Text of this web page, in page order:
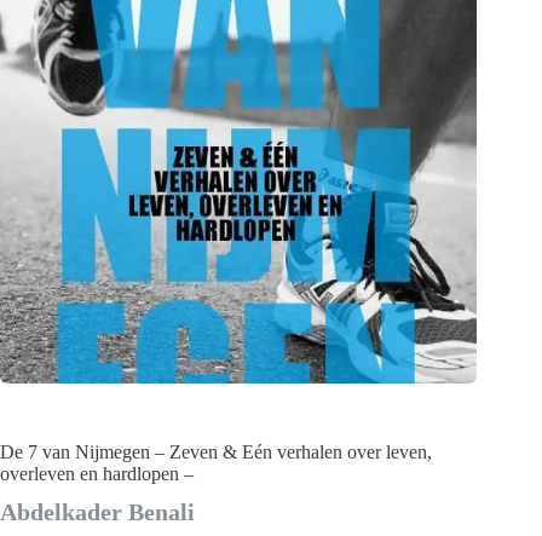
De 7 van Nijmegen – Zeven & Eén verhalen over leven,
overleven en hardlopen –
Abdelkader Benali